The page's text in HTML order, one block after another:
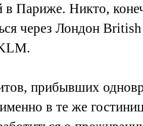
в Париже. Никто,
через Лондон
прибывших
именно в те же